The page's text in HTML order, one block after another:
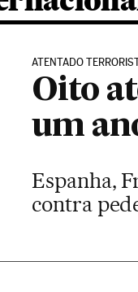
ATENTADO
Oito
um
Espanha,
contra